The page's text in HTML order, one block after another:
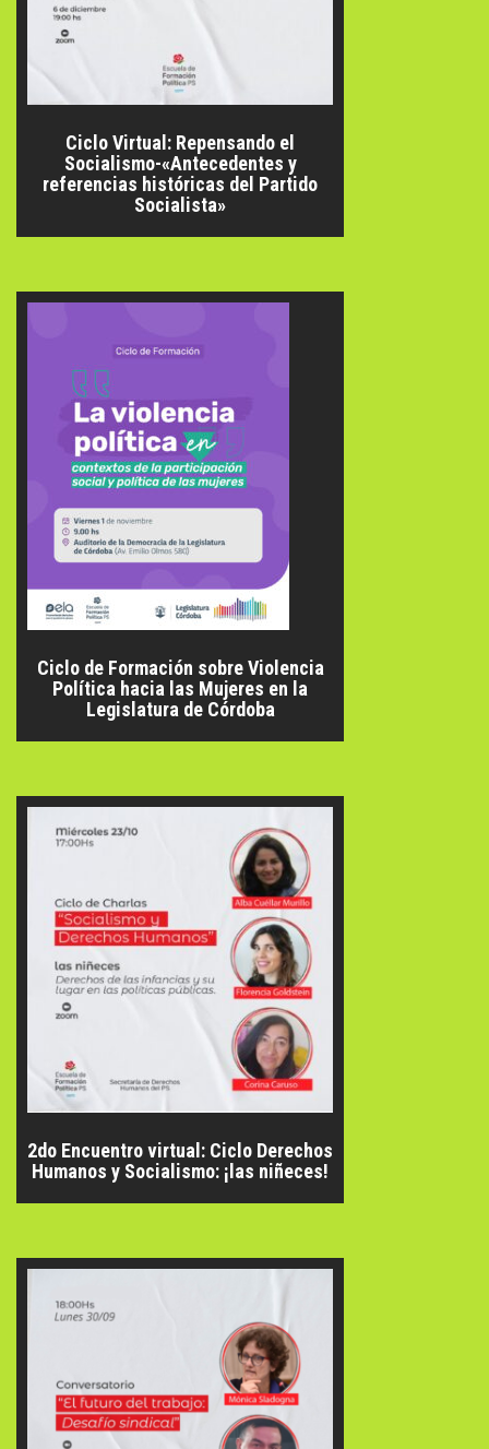
Ciclo Virtual: Repensando el
Socialismo-«Antecedentes y
referencias históricas del Partido
Socialista»
Ciclo de Formación sobre Violencia
Política hacia las Mujeres en la
Legislatura de Córdoba
2do Encuentro virtual: Ciclo Derechos
Humanos y Socialismo: ¡las niñeces!